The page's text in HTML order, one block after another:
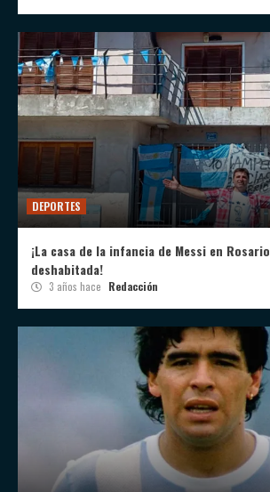
DEPORTES
¡La casa de la infancia de Messi en
deshabitada!
3 años hace Redacción